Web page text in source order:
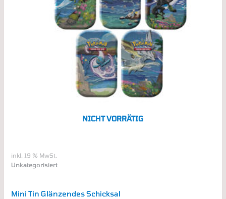
NICHT VORRÄTIG
inkl. 19 % MwSt.
Unkategorisiert
Mini Tin Glänzendes Schicksal